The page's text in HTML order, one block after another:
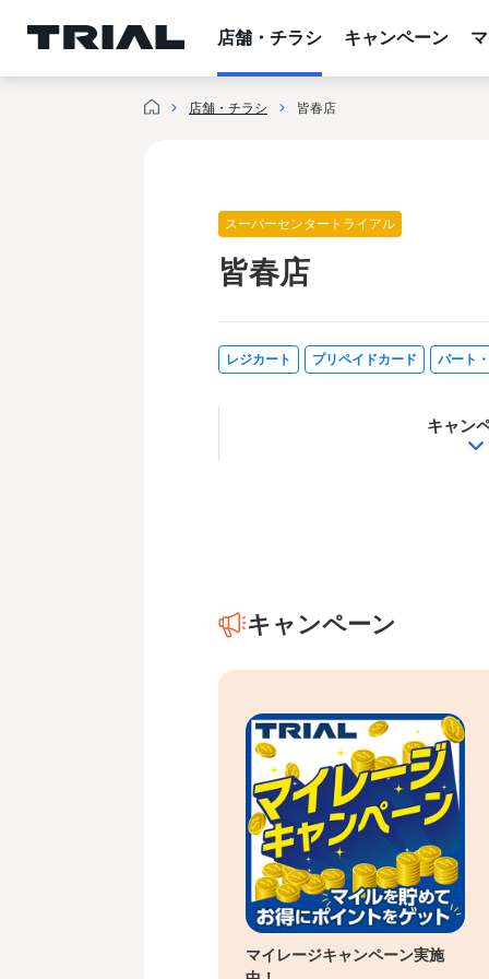
店舗・チラシ キャンペーン
店舗・チラシ 皆春店
スーパーセンタートライアル
皆春店
レジカート プリペイドカード パート
キャン
キャンペーン
マイレージキャンペーン実施